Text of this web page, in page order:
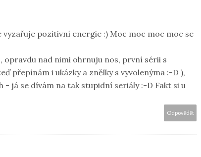
pozitivní energie :) Moc moc moc moc se
opravdu nad nimi ohrnuju nos, první sérii s
přepínám i ukázky a znělky s vyvolenýma :-D ),
- já se dívám na tak stupidní seriály :-D Fakt si u
Odpovědět